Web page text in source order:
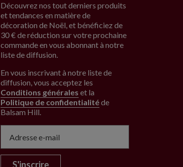
Découvrez nos tout derniers produits
et tendances en matière de
décoration de Noël, et bénéficiez de
30 € de réduction sur votre prochaine
commande en vous abonnant à notre
liste de diffusion.
En vous inscrivant à notre liste de
diffusion, vous acceptez les
Conditions générales et la
Politique de confidentialitéde
Balsam Hill.
S'inscrire